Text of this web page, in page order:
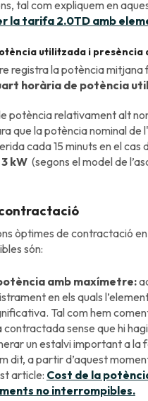
tal com expliquem en
la tarifa 2.0TD amb
utilitzada i presència
registra la potència
horària de potència
potència relativament alt
que la potència nominal de
cada 15 minuts en el cas
kW(segons el model de
òptimes de contractació en
són:
amb maxímetre:
en els quals
Tal com hem
sense que hi
un estalvi important a la
dit, a partir d’aquest
article: Cost de la
no interrompibles.